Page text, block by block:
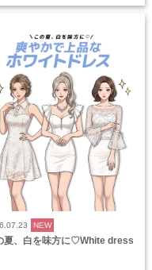
NEW
夏、白を味方に♡White dress